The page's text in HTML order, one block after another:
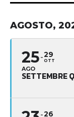
AGOSTO,
25
AGO
29
OTT
SETTEMBRE
26